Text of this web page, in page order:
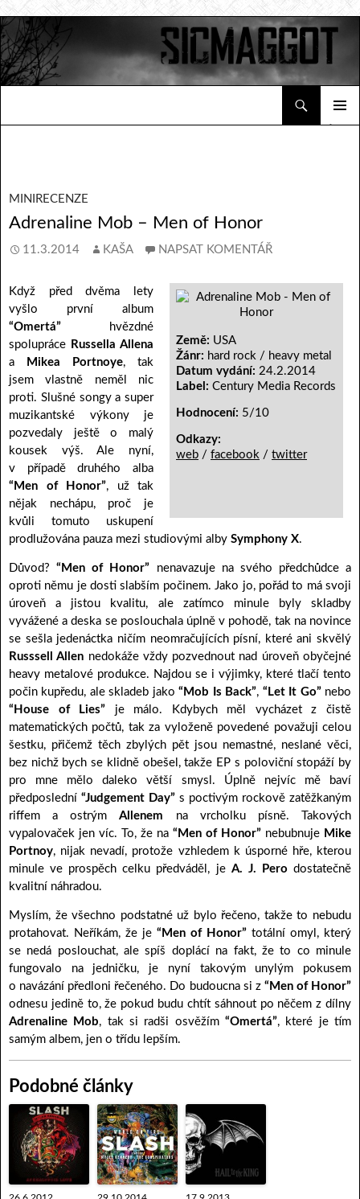
MINIRECENZE
Adrenaline Mob – Men of Honor
11.3.2014 KAŠA NAPSAT KOMENTÁŘ
Země: USA
Žánr: hard rock / heavy metal
Datum vydání: 24.2.2014
Label: Century Media Records
Hodnocení: 5/10
Odkazy:
web / facebook / twitter
Když před dvěma lety
vyšlo první album
“Omertá” hvězdné
spolupráce Russella Allena
a
Mikea Portnoye, tak
jsem vlastně neměl nic
proti. Slušné songy a super
muzikantské výkony je
pozvedaly ještě o malý
kousek výš. Ale nyní,
v případě druhého alba
“Men of Honor”, už tak
nějak nechápu, proč je
kvůli tomuto uskupení
prodlužována pauza mezi studiovými alby Symphony X.
Důvod?“Men of Honor” nenavazuje na svého předchůdce a
oproti němu je dosti slabším počinem. Jako jo, pořád to má svoji
úroveň a jistou kvalitu, ale zatímco minule byly skladby
vyvážené a deska se poslouchala úplně v pohodě, tak na novince
se sešla jedenáctka ničím neomračujících písní, které ani skvělý
Russsell Allen nedokáže vždy pozvednout nad úroveň obyčejné
heavy metalové produkce. Najdou se i výjimky, které tlačí tento
počin kupředu, ale skladeb jako“Mob Is Back”, “Let It Go”nebo
“House of Lies” je málo. Kdybych měl vycházet z čistě
matematických počtů, tak za vyloženě povedené považuji celou
šestku, přičemž těch zbylých pět jsou nemastné, neslané věci,
bez nichž bych se klidně obešel, takže EP s poloviční stopáží by
pro mne mělo daleko větší smysl. Úplně nejvíc mě baví
předposlední “Judgement Day” s poctivým rockově zatěžkaným
riffem a ostrýmAllenem na vrcholku písně. Takových
vypalovaček jen víc. To, že na “Men of Honor” nebubnuje Mike
Portnoy, nijak nevadí, protože vzhledem k úsporné hře, kterou
minule ve prospěch celku předváděl, je A. J. Pero dostatečně
kvalitní náhradou.
Myslím, že všechno podstatné už bylo řečeno, takže to nebudu
protahovat. Neříkám, že je “Men of Honor” totální omyl, který
se nedá poslouchat, ale spíš doplácí na fakt, že to co minule
fungovalo na jedničku, je nyní takovým unylým pokusem
o navázání předloni řečeného. Do budoucna si z “Men of Honor”
odnesu jedině to, že pokud budu chtít sáhnout po něčem z dílny
Adrenaline Mob, tak si radši osvěžím“Omertá”, které je tím
samým albem, jen o třídu lepším.
Podobné články